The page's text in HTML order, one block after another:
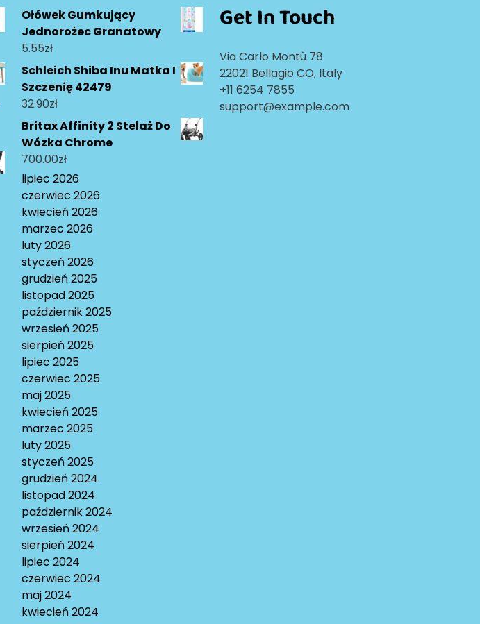
Ołówek Gumkujący
Jednorożec Granatowy
5.55zł
Schleich Shiba Inu Matka I
Szczenię 42479
32.90zł
Britax Affinity 2 Stelaż Do
Wózka Chrome
700.00zł
lipiec 2026
czerwiec 2026
kwiecień 2026
marzec 2026
luty 2026
styczeń 2026
grudzień 2025
listopad 2025
październik 2025
wrzesień 2025
sierpień 2025
lipiec 2025
czerwiec 2025
maj 2025
kwiecień 2025
marzec 2025
luty 2025
styczeń 2025
grudzień 2024
listopad 2024
październik 2024
wrzesień 2024
sierpień 2024
lipiec 2024
czerwiec 2024
maj 2024
kwiecień 2024
Get In Touch
Via Carlo Montù 78
22021 Bellagio CO, Italy
+11 6254 7855
support@example.com